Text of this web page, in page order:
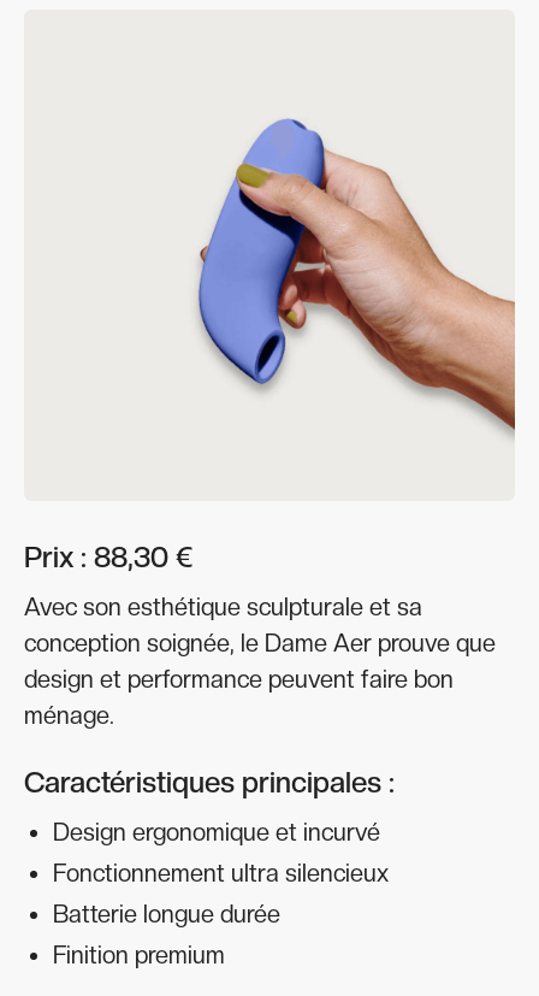
Prix : 88,30 €
Avec son esthétique sculpturale et sa
conception soignée, le Dame Aer prouve que
design et performance peuvent faire bon
ménage.
Caractéristiques principales :
Design ergonomique et incurvé
Fonctionnement ultra silencieux
Batterie longue durée
Finition premium